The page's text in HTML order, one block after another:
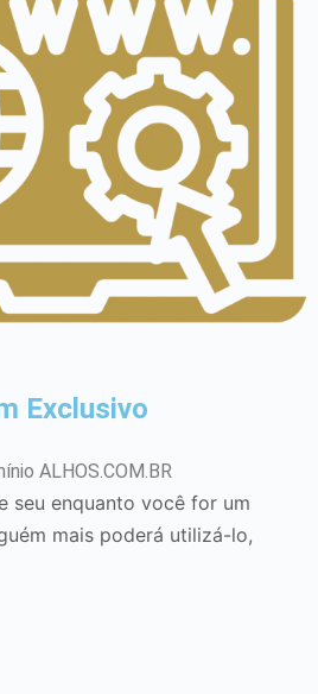
Exclusivo
ALHOS.COM.BR
seu enquanto você for um
mais poderá utilizá-lo,